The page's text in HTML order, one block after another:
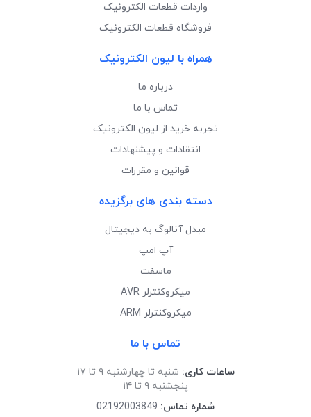
واردات قطعات الکترونیک
فروشگاه قطعات الکترونیک
همراه با لیون الکترونیک
درباره ما
تماس با ما
تجربه خرید از لیون الکترونیک
انتقادات و پیشنهادات
قوانین و مقررات
دسته بندی های برگزیده
مبدل آنالوگ به دیجیتال
آپ امپ
ماسفت
میکروکنترلر AVR
میکروکنترلر ARM
تماس با ما
ساعات کاری: شنبه تا چهارشنبه ۹ تا ۱۷
پنجشنبه ۹ تا ۱۴
شماره تماس: 02192003849